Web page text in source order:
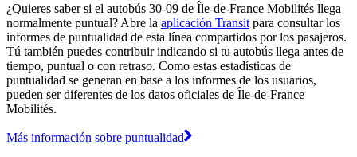
¿Quieres saber si el autobús 30-09 de Île-de-France Mobilités llega
normalmente puntual? Abre la aplicación Transit para consultar los
informes de puntualidad de esta línea compartidos por los pasajeros.
Tú también puedes contribuir indicando si tu autobús llega antes de
tiempo, puntual o con retraso. Como estas estadísticas de
puntualidad se generan en base a los informes de los usuarios,
pueden ser diferentes de los datos oficiales de Île-de-France
Mobilités.
Más información sobre puntualidad